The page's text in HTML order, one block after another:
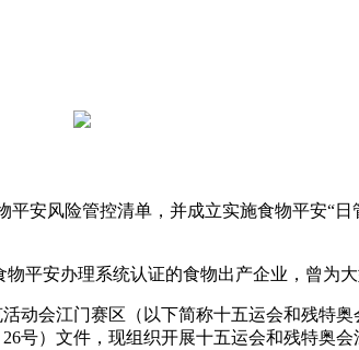
风险管控清单，并成立实施食物平安“日
安办理系统认证的食物出产企业，曾为大
会江门赛区（以下简称十五运会和残特奥
号）文件，现组织开展十五运会和残特奥